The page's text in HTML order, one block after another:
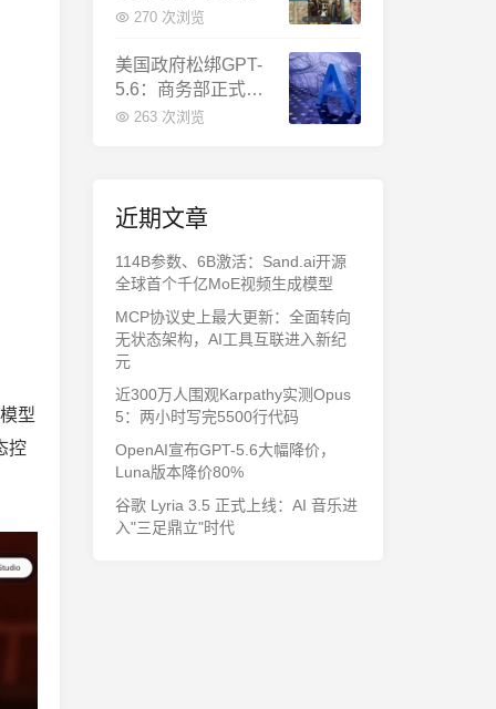
型
控
首个能端到端跑通
编程模型
270 次浏览
美国政府松绑GPT-
5.6：商务部正式放
行，OpenAI本周全
263 次浏览
近期文章
114B参数、6B激活：Sand.ai开源
全球首个千亿MoE视频生成模型
MCP协议史上最大更新：全面转向
无状态架构，AI工具互联进入新纪
元
近300万人围观Karpathy实测Opus
5：两小时写完5500行代码
OpenAI宣布GPT-5.6大幅降价，
Luna版本降价80%
谷歌 Lyria 3.5 正式上线：AI 音乐进
入"三足鼎立"时代